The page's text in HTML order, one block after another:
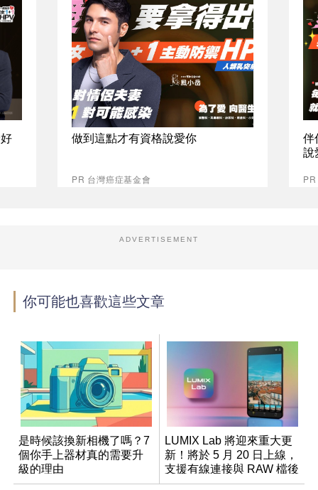
做到這點才有資格說愛你
PR 台灣癌症基金會
伴
說
ADVERTISEMENT
你可能也喜歡這些文章
是時候該換新相機了嗎？7
個你手上器材真的需要升
級的理由
LUMIX Lab 將迎來重大更
新！將於 5 月 20 日上線，
支援有線連接與 RAW 檔後
製